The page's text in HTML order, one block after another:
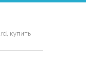
купить